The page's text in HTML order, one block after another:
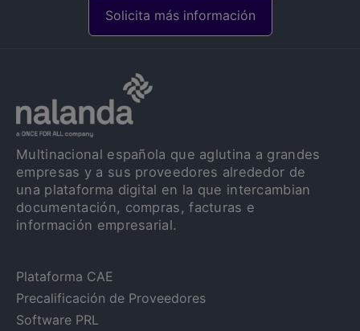
Solicita más información
Multinacional española que aglutina a grandes
empresas y a sus proveedores alrededor de
una plataforma digital en la que intercambian
documentación, compras, facturas e
información empresarial.
Plataforma CAE
Precalificación de Proveedores
Software PRL